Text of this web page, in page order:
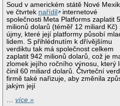
Soud v americkém státě Nové
ve čtvrtek nařídil
internetové
společnosti Meta Platforms zaplatit
milionů dolarů (téměř 12 miliard Kč)
újmy, které její platformy působí
lidem. S přihlédnutím k dřívějšímu
verdiktu tak má společnost celkem
zaplatit 942 milionů dolarů, což je
zlomek jejího ročního výnosu, který
činil 60 miliard dolarů. Čtvrteční
firmě také nařizuje, aby změnila
jakým její
…více »